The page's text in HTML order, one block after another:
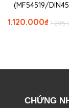
(MF54519/
₫
1.120.000
CHỨNG